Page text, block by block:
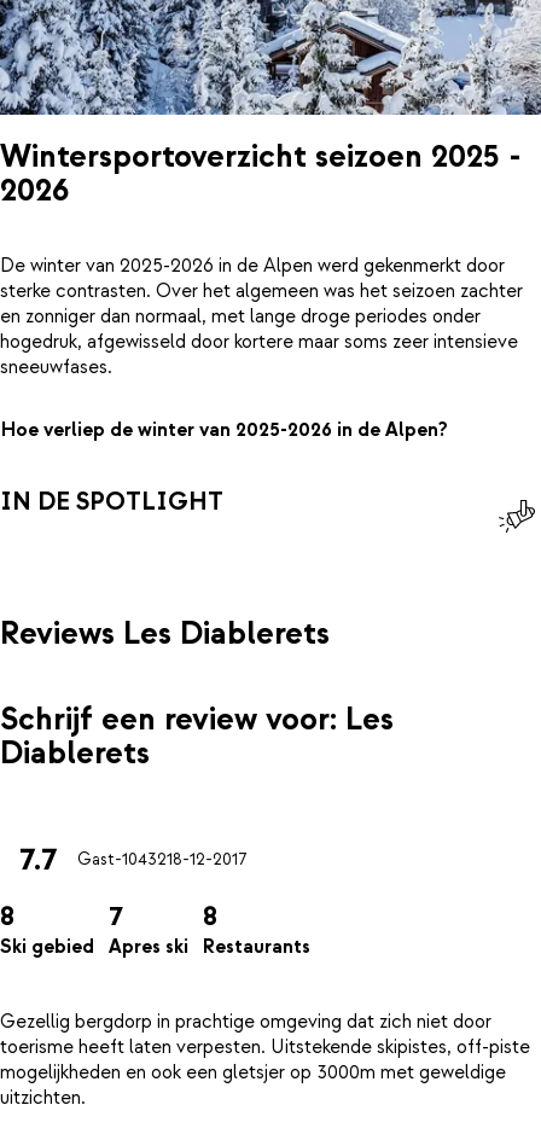
Wintersportoverzicht seizoen 2025 -
2026
De winter van 2025-2026 in de Alpen werd gekenmerkt door
sterke contrasten. Over het algemeen was het seizoen zachter
en zonniger dan normaal, met lange droge periodes onder
hogedruk, afgewisseld door kortere maar soms zeer intensieve
sneeuwfases.
Hoe verliep de winter van 2025-2026 in de Alpen?
IN DE SPOTLIGHT
Reviews Les Diablerets
Schrijf een review voor: Les
Diablerets
7.7 Gast-1043218-12-2017
8
Ski gebied
7
Apres ski
8
Restaurants
Gezellig bergdorp in prachtige omgeving dat zich niet door
toerisme heeft laten verpesten. Uitstekende skipistes, off-piste
mogelijkheden en ook een gletsjer op 3000m met geweldige